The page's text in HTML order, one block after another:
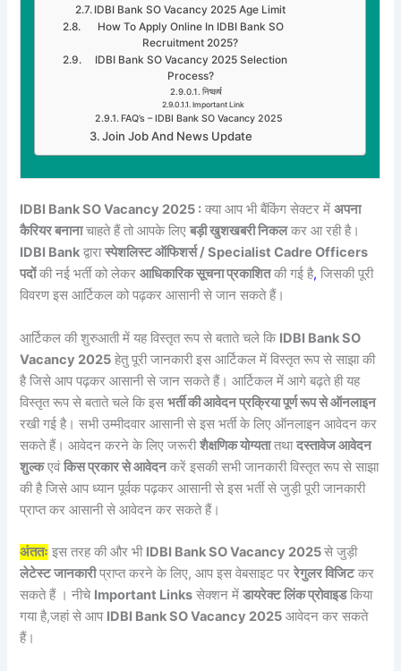
IDBI Bank SO Vacancy 2025 Age Limit
How To Apply Online In IDBI Bank SO
Recruitment 2025?
IDBI Bank SO Vacancy 2025 Selection
Process?
निष्कर्ष
Important Link
FAQ’s – IDBI Bank SO Vacancy 2025
Join Job And News Update
IDBI Bank SO Vacancy 2025 : क्या आप भी बैंकिंग सेक्टर मेंअपना
कैरियर बनानाचाहते हैं तो आपके लिएबड़ी खुशखबरी निकलकर आ रही है।
IDBI Bank द्वारास्पेशलिस्ट ऑफिशर्स / Specialist Cadre Officers
पदोंकी नई भर्ती को लेकरआधिकारिक सूचना प्रकाशितकी गई है,जिसकी पूरी
विवरण इस आर्टिकल को पढ़कर आसानी से जान सकते हैं।
आर्टिकल की शुरुआती में यह विस्तृत रूप से बताते चले कि IDBI Bank SO
Vacancy 2025 हेतु पूरी जानकारी इस आर्टिकल में विस्तृत रूप से साझा की
है जिसे आप पढ़कर आसानी से जान सकते हैं। आर्टिकल में आगे बढ़ते ही यह
विस्तृत रूप से बताते चले कि इसभर्ती की आवेदन प्रक्रिया पूर्ण रूप से ऑनलाइन
रखी गई है। सभी उम्मीदवार आसानी से इस भर्ती के लिए ऑनलाइन आवेदन कर
सकते हैं। आवेदन करने के लिए जरूरीशैक्षणिक योग्यतातथादस्तावेज आवेदन
शुल्कएवंकिस प्रकार से आवेदनकरें इसकी सभी जानकारी विस्तृत रूप से साझा
की है जिसे आप ध्यान पूर्वक पढ़कर आसानी से इस भर्ती से जुड़ी पूरी जानकारी
प्राप्त कर आसानी से आवेदन कर सकते हैं।
अंततः इस तरह की और भी IDBI Bank SO Vacancy 2025से जुड़ी
लेटेस्ट जानकारीप्राप्त करने के लिए, आप इस वेबसाइट पररेगुलर विजिटकर
सकते हैं । नीचे Important Links सेक्शन मेंडायरेक्ट लिंक प्रोवाइडकिया
गया है,जहां से आप IDBI Bank SO Vacancy 2025 आवेदन कर सकते
हैं।